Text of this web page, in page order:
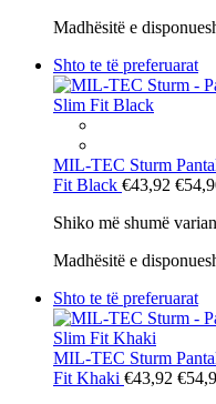
Madhësitë e
Shto te të preferuarat
MIL-TEC Sturm
Fit Black €43,92
Shiko më shumë
Madhësitë e
Shto te të preferuarat
MIL-TEC Sturm
Fit Khaki €43,92